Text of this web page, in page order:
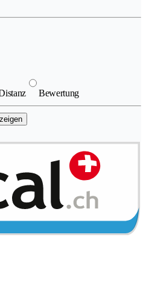
Bewertung